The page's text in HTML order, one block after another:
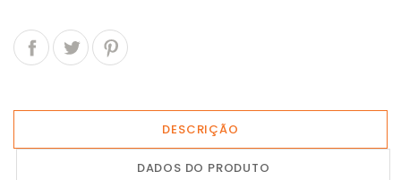
DESCRIÇÃO
DADOS DO PRODUTO